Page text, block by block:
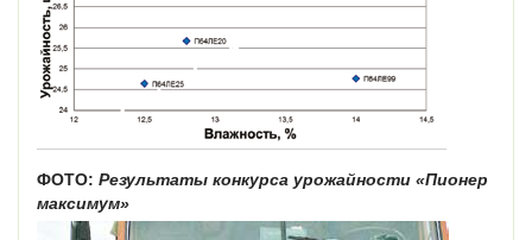
ФОТО: Результаты конкурса урожайности «Пионер
максимум»